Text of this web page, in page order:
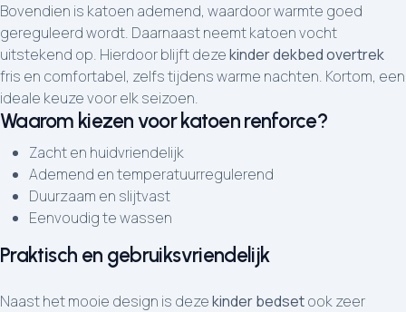
Bovendien is katoen ademend, waardoor warmte goed
gereguleerd wordt. Daarnaast neemt katoen vocht
uitstekend op. Hierdoor blijft dezekinder dekbed overtrek
fris en comfortabel, zelfs tijdens warme nachten. Kortom, een
ideale keuze voor elk seizoen.
Waarom kiezen voor katoen renforce?
Zacht en huidvriendelijk
Ademend en temperatuurregulerend
Duurzaam en slijtvast
Eenvoudig te wassen
Praktisch en gebruiksvriendelijk
Naast het mooie design is dezekinder bedsetook zeer